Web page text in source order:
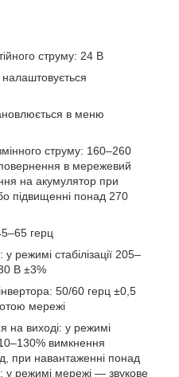
струму: 24 В
в меню
струму: 160–260
в мережевий
на акумулятор при
підвищенні понад 270
герц
режимі стабілізації 205–
В ±3%
50/60 герц ±0,5
мережі
на виході: у режимі
вимкнення
при навантаженні понад
режимі мережі — звукове